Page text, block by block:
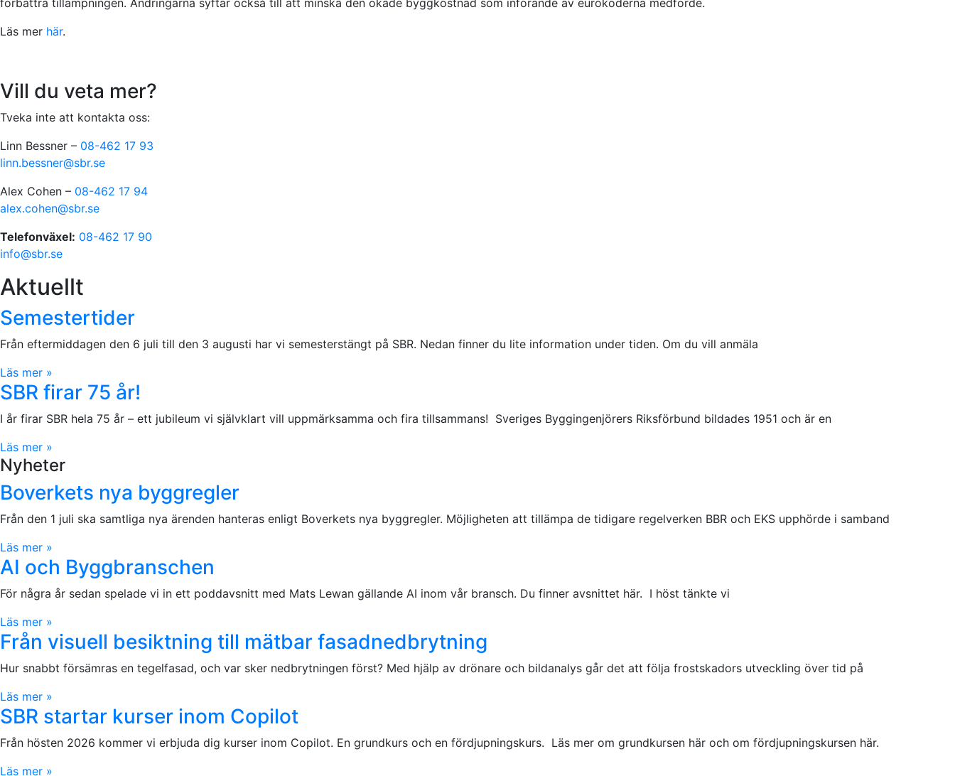
förbättra tillämpningen. Ändringarna syftar också till att minska den ökade byggkostnad som införande av eurokoderna medförde.
Läs mer här.
Vill du veta mer?
Tveka inte att kontakta oss:
Linn Bessner – 08-462 17 93
linn.bessner@sbr.se
Alex Cohen – 08-462 17 94
alex.cohen@sbr.se
Telefonväxel: 08-462 17 90
info@sbr.se
Aktuellt
Semestertider
Från eftermiddagen den 6 juli till den 3 augusti har vi semesterstängt på SBR. Nedan finner du lite information under tiden. Om du vill anmäla
Läs mer »
SBR firar 75 år!
I år firar SBR hela 75 år – ett jubileum vi självklart vill uppmärksamma och fira tillsammans! Sveriges Byggingenjörers Riksförbund bildades 1951 och är en
Läs mer »
Nyheter
Boverkets nya byggregler
Från den 1 juli ska samtliga nya ärenden hanteras enligt Boverkets nya byggregler. Möjligheten att tillämpa de tidigare regelverken BBR och EKS upphörde i samband
Läs mer »
AI och Byggbranschen
För några år sedan spelade vi in ett poddavsnitt med Mats Lewan gällande AI inom vår bransch. Du finner avsnittet här. I höst tänkte vi
Läs mer »
Från visuell besiktning till mätbar fasadnedbrytning
Hur snabbt försämras en tegelfasad, och var sker nedbrytningen först? Med hjälp av drönare och bildanalys går det att följa frostskadors utveckling över tid på
Läs mer »
SBR startar kurser inom Copilot
Från hösten 2026 kommer vi erbjuda dig kurser inom Copilot. En grundkurs och en fördjupningskurs. Läs mer om grundkursen här och om fördjupningskursen här.
Läs mer »